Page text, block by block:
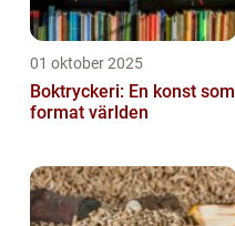
01 oktober 2025
Boktryckeri: En konst som
format världen